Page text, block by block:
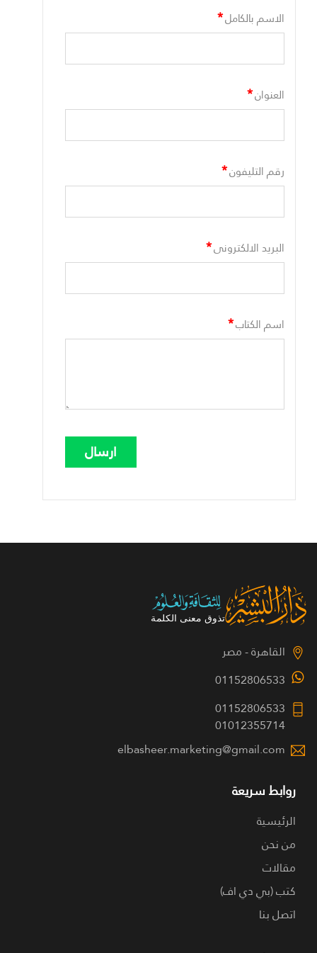
الاسم بالكامل*
العنوان*
رقم التليفون*
البريد الالكترونى*
اسم الكتاب*
القاهرة - مصر
01152806533
01152806533
01012355714
elbasheer.marketing@gmail.com
روابط سريعة
الرئيسية
من نحن
مقالات
كتب (بي دي اف)
اتصل بنا